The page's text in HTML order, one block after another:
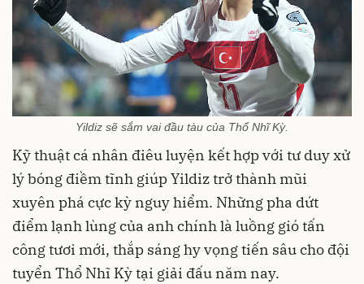
Yildiz sẽ sắm vai đầu tàu của Thổ Nhĩ Kỳ.
Kỹ thuật cá nhân điêu luyện kết hợp với tư duy xử
lý bóng điềm tĩnh giúp Yildiz trở thành mũi
xuyên phá cực kỳ nguy hiểm. Những pha dứt
điểm lạnh lùng của anh chính là luồng gió tấn
công tươi mới, thắp sáng hy vọng tiến sâu cho đội
tuyển Thổ Nhĩ Kỳ tại giải đấu năm nay.